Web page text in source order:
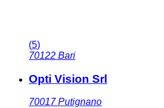
(5)
70122 Bari
Opti Vision Srl
70017 Putignano